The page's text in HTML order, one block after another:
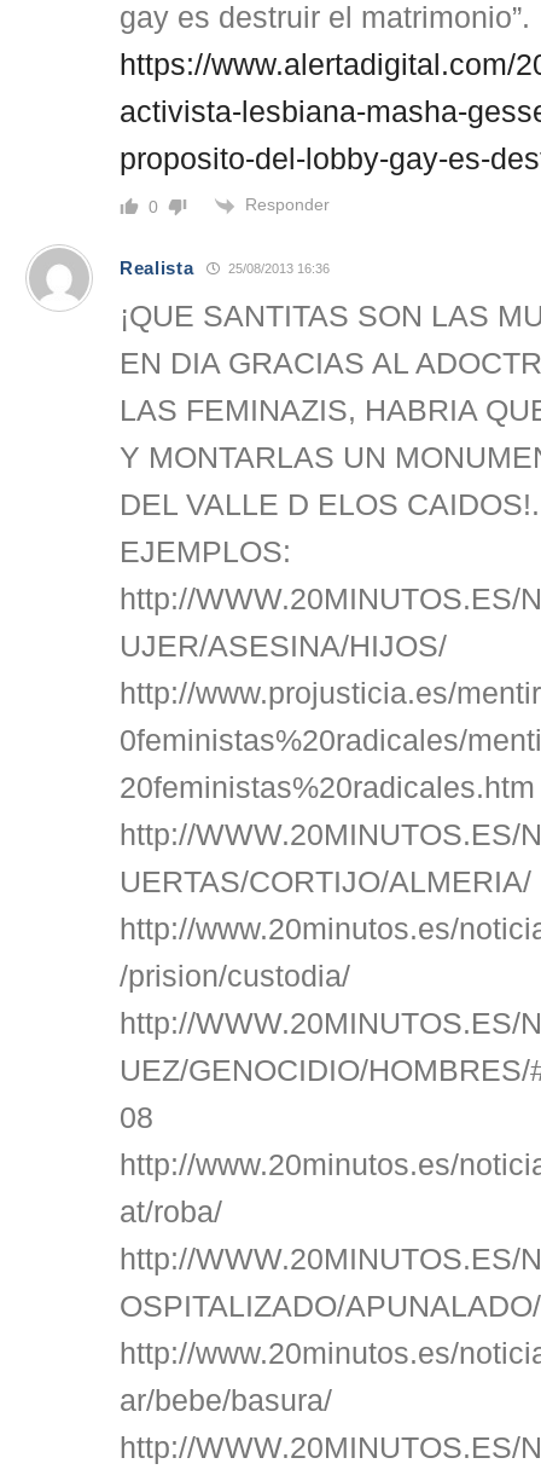
gay es destruir el matrimonio”.
https://www.alertadigital.com/
activista-lesbiana-masha-
proposito-del-lobby-gay-es-
0 Responder
Realista 25/08/2013 16:36
¡QUE SANTITAS SON LAS
EN DIA GRACIAS AL
LAS FEMINAZIS, HABRIA
Y MONTARLAS UN
DEL VALLE D ELOS
EJEMPLOS:
http://WWW.20MINUTOS.ES/
UJER/ASESINA/HIJOS/
http://www.projusticia.es/
0feministas%20radicales/
20feministas%20radicales.htm
http://WWW.20MINUTOS.ES/
UERTAS/CORTIJO/ALMERIA/
http://www.20minutos.es/
/prision/custodia/
http://WWW.20MINUTOS.ES/
UEZ/GENOCIDIO/
08
http://www.20minutos.es/
at/roba/
http://WWW.20MINUTOS.ES/
OSPITALIZADO/
http://www.20minutos.es/
ar/bebe/basura/
http://WWW.20MINUTOS.ES/